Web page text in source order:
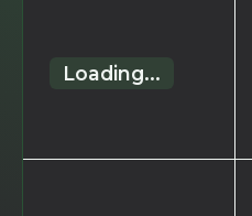
Loading...